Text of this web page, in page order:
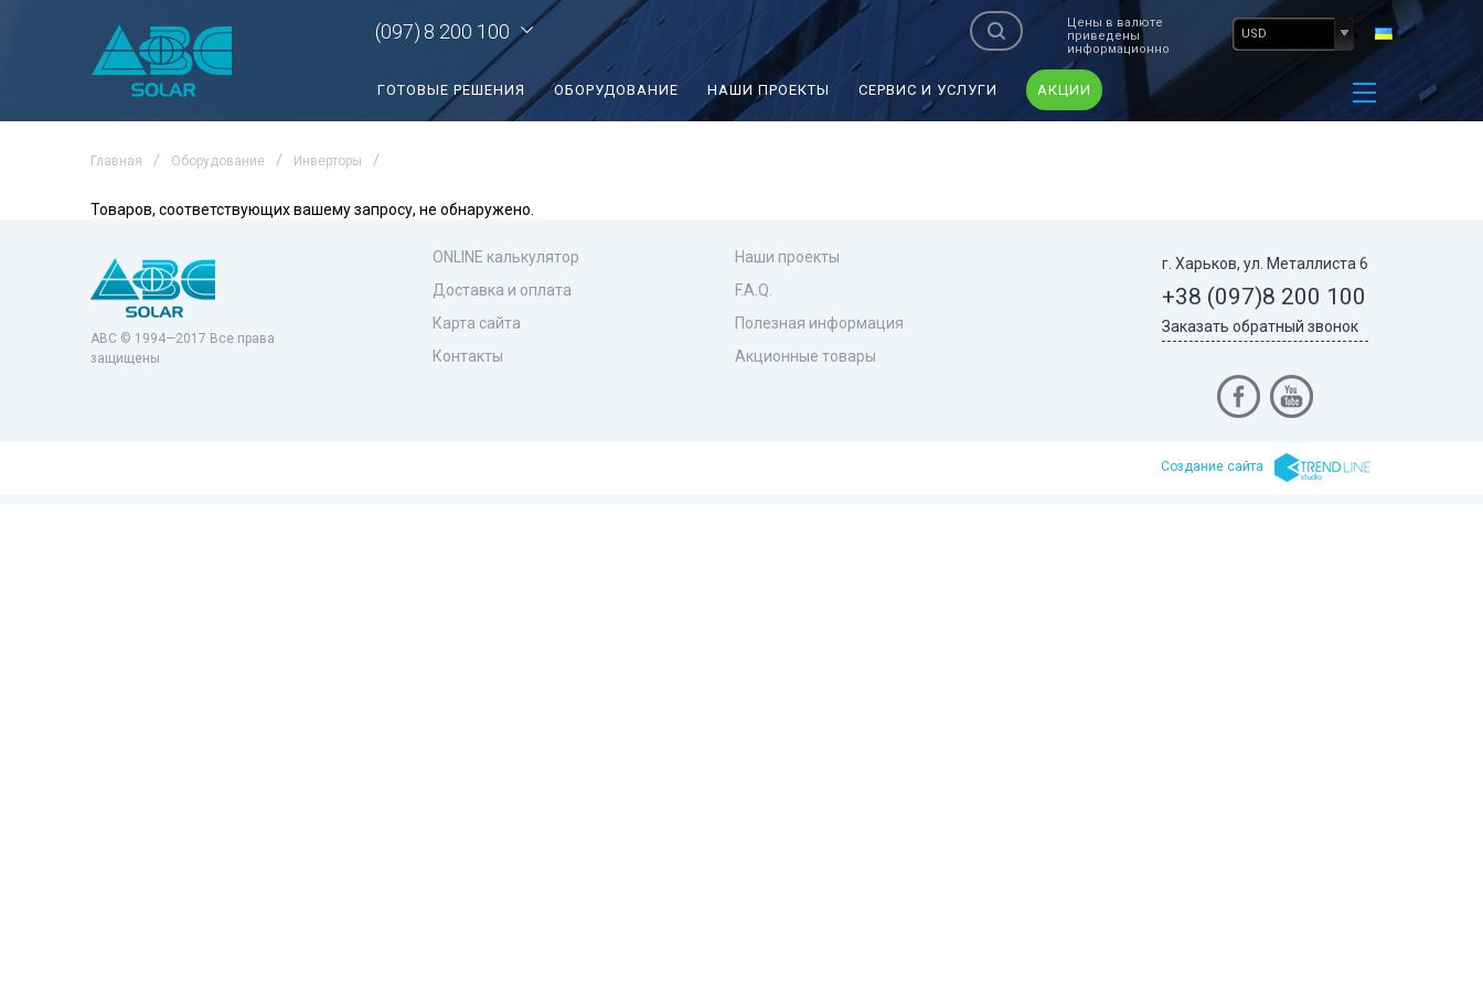
(097) 8 200 100
Цены в валюте
приведены
информационно
USD
ГОТОВЫЕ РЕШЕНИЯ ОБОРУДОВАНИЕ НАШИ ПРОЕКТЫ СЕРВИС И УСЛУГИ АКЦИИ
Главная Оборудование Инверторы
Товаров, соответствующих вашему запросу, не обнаружено.
ABC © 1994—2017 Все права
защищены
ONLINE калькулятор
Доставка и оплата
Карта сайта
Контакты
Наши проекты
F.A.Q.
Полезная информация
Акционные товары
г. Харьков, ул. Металлиста 6
+38 (097)8 200 100
Заказать обратный звонок
Cоздание сайта